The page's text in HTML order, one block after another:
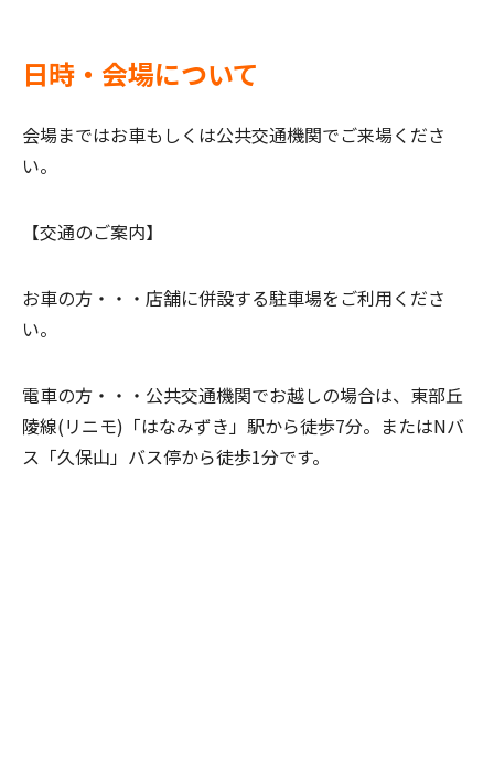
日時・会場について
会場まではお車もしくは公共交通機関でご来場くださ
い。
【交通のご案内】
お車の方・・・ 店舗に併設する駐車場をご利用くださ
い。
電車の方・・・ 公共交通機関でお越しの場合は、東部丘
陵線(リニモ)「はなみずき」駅から徒歩7分。またはNバ
ス「久保山」バス停から徒歩1分です。